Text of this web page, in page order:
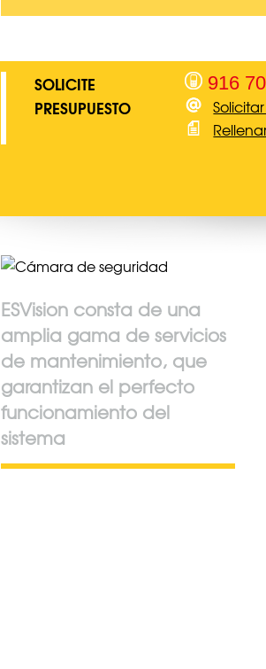
SOLICITE
PRESUPUESTO
916
ESVision consta de una
amplia gama de servicios
de mantenimiento, que
garantizan el perfecto
funcionamiento del
sistema